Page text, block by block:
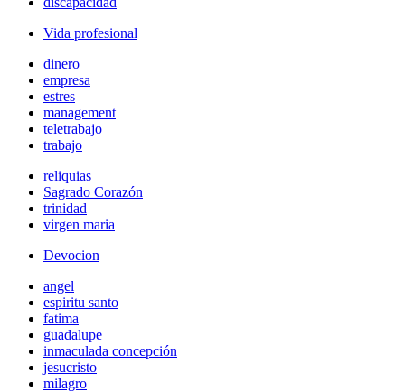
Vida profesional
dinero
empresa
estres
management
teletrabajo
trabajo
reliquias
Sagrado Corazón
trinidad
virgen maria
Devocion
angel
espiritu santo
fatima
guadalupe
inmaculada concepción
jesucristo
milagro